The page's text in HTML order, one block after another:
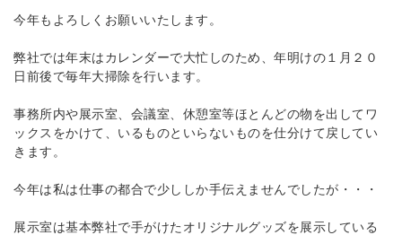
今年もよろしくお願いいたします。
弊社では年末はカレンダーで大忙しのため、年明けの１月２０
日前後で毎年大掃除を行います。
事務所内や展示室、会議室、休憩室等ほとんどの物を出してワ
ックスをかけて、いるものといらないものを仕分けて戻してい
きます。
今年は私は仕事の都合で少ししか手伝えませんでしたが・・・
展示室は基本弊社で手がけたオリジナルグッズを展示している